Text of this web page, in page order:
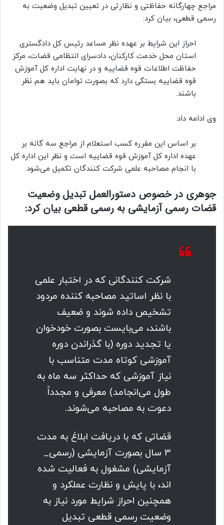
مراجع چهارگانه حفاظتی و نظارتی در تعیین تبدیل وضعیت به
رسمی قطعی، بیان کرد:
احراز این شرایط بر عهده نظر مساعد رئیس کل دادگستری
استان محل خدمت کارکنان، دادسرای انتظامی قضات، مرکز
حفاظت اطلاعات قوه قضاییه و در نهایت اداره کل آموزش
قوه قضاییه بستگی دارد که بصورت توامان باید هم نظر
باشند.
وی ادامه داد:
بر اساس این مقرره کسب استعلام از مراجع سه گانه بر
عهده اداره کل آموزش قوه قضاییه است و نظر این اداره کل
با انجام مصاحبه علمی شرکت کنندگان تکمیل می‌شود.
جوهری در خصوص دستورالعمل تبدیل وضعیت
قضات رسمی آزمایشی به رسمی قطعی بیان کرد:
شرکت کنندگانی که در اختبار علمی
با نظر اساتید مصاحبه کننده مردود
تشخیص داده شوند و ضعیف
باشند، می‌بایست بصورت خودخوان
یا تجدید دوره (با گذراندن دوره
آموزشی کوتاه مدت متناسب با
نیاز آموزشی که حداکثر سه ماه به
طول می‌انجامد) معرفی و مجدداً
دعوت به مصاحبه می‌شوند.
قضاتی که با دریافت ابلاغ به مدت
3 سال بصورت آزمایشی (رسمی_
آزمایشی) مشغول به فعالیت شده
اند، با پایش و نظارت عملکرد و
همچنین احراز شرایط مورد نیاز به
وضعیت رسمی قطعی تبدیل